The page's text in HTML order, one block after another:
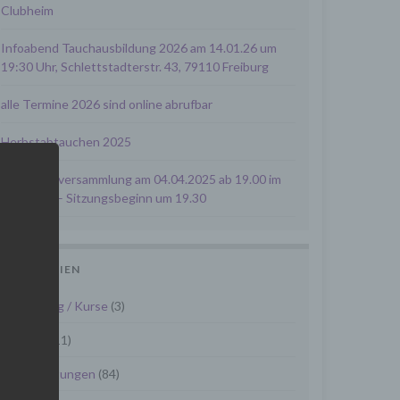
Clubheim
Infoabend Tauchausbildung 2026 am 14.01.26 um
19:30 Uhr, Schlettstadterstr. 43, 79110 Freiburg
alle Termine 2026 sind online abrufbar
Herbstabtauchen 2025
Mitgliederversammlung am 04.04.2025 ab 19.00 im
Clubheim – Sitzungsbeginn um 19.30
KATEGORIEN
Ausbildung / Kurse (3)
(11)
Veranstaltungen (84)